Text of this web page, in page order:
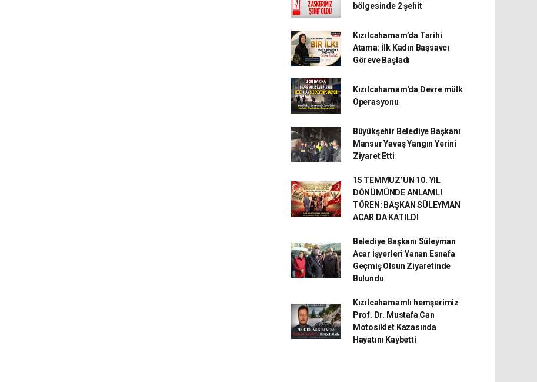
bölgesinde 2 şehit
Kızılcahamam’da Tarihi
Atama: İlk Kadın Başsavcı
Göreve Başladı
Kızılcahamam'da Devre mülk
Operasyonu
Büyükşehir Belediye Başkanı
Mansur Yavaş Yangın Yerini
Ziyaret Etti
15 TEMMUZ’UN 10. YIL
DÖNÜMÜNDE ANLAMLI
TÖREN: BAŞKAN SÜLEYMAN
ACAR DA KATILDI
Belediye Başkanı Süleyman
Acar İşyerleri Yanan Esnafa
Geçmiş Olsun Ziyaretinde
Bulundu
Kızılcahamamlı hemşerimiz
Prof. Dr. Mustafa Can
Motosiklet Kazasında
Hayatını Kaybetti